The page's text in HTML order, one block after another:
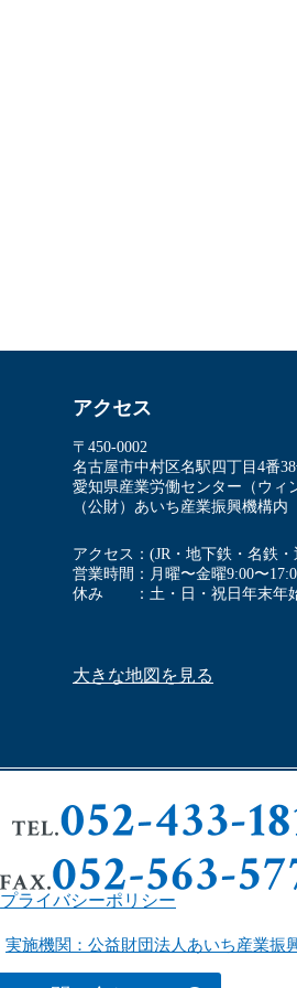
アクセス
〒450-0002
名古屋市中村区名駅四丁⽬4番
愛知県産業労働センター（ウィ
（公財）あいち産業振興機構内
アクセス
(JR・地下鉄・名鉄
営業時間
⽉曜〜⾦曜9:00〜
休み
⼟・⽇・祝⽇年末年
大きな地図を見る
プライバシーポリシー
実施機関：公益財団法人あいち産業振